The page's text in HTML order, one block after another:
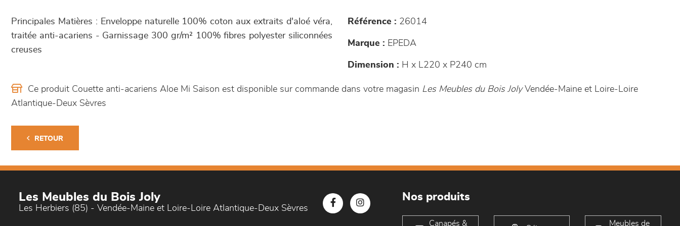
Principales Matières : Enveloppe naturelle 100% coton aux extraits d'aloé véra,
traitée anti-acariens - Garnissage 300 gr/m² 100% fibres polyester siliconnées
creuses
Référence : 26014
Marque : EPEDA
Dimension : H x L220 x P240 cm
Ce produit Couette anti-acariens Aloe Mi Saison est disponible sur commande dans votre magasin Les Meubles du Bois JolyVendée-Maine et Loire-Loire
Atlantique-Deux Sèvres
RETOUR
Les Meubles du Bois Joly
Les Herbiers (85) - Vendée-Maine et Loire-Loire Atlantique-Deux Sèvres
Nos produits
Canapés & Meubles de